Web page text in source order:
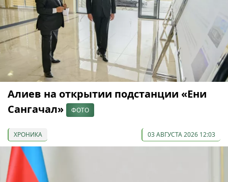
Алиев на открытии подстанции «Ени
Сангачал»
ФОТО
ХРОНИКА 03 АВГУСТА 2026 12:03